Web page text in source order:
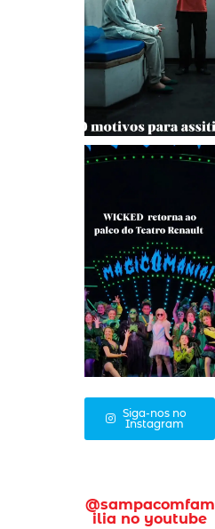
Siga-nos no
Instagram
@sampacomfam
ilia no youtube